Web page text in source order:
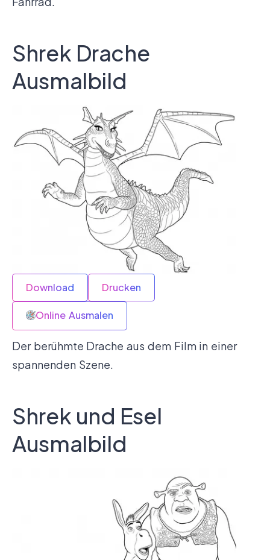
Shrek Drache
Ausmalbild
Download Drucken
Online Ausmalen
Der berühmte Drache aus dem Film in einer
spannenden Szene.
Shrek und Esel
Ausmalbild